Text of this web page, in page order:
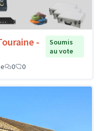
-
Soumis
au vote
0 0